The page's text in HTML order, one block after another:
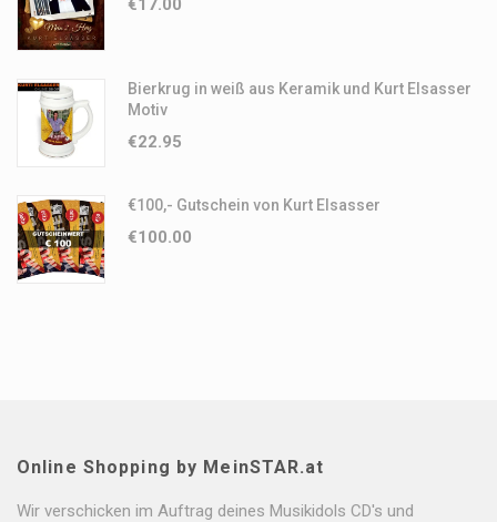
€17.00
Bierkrug in weiß aus Keramik und Kurt Elsasser
Motiv
€22.95
€100,- Gutschein von Kurt Elsasser
€100.00
Online Shopping by MeinSTAR.at
Wir verschicken im Auftrag deines Musikidols CD's und